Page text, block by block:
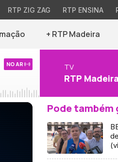
RTP ZIG ZAG RTP ENSINA
+ RTP Madeira
NO AR TV
RTP Madeira
Pode também